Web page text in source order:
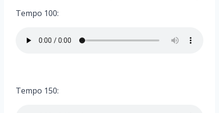
Tempo 100:
Tempo 150: